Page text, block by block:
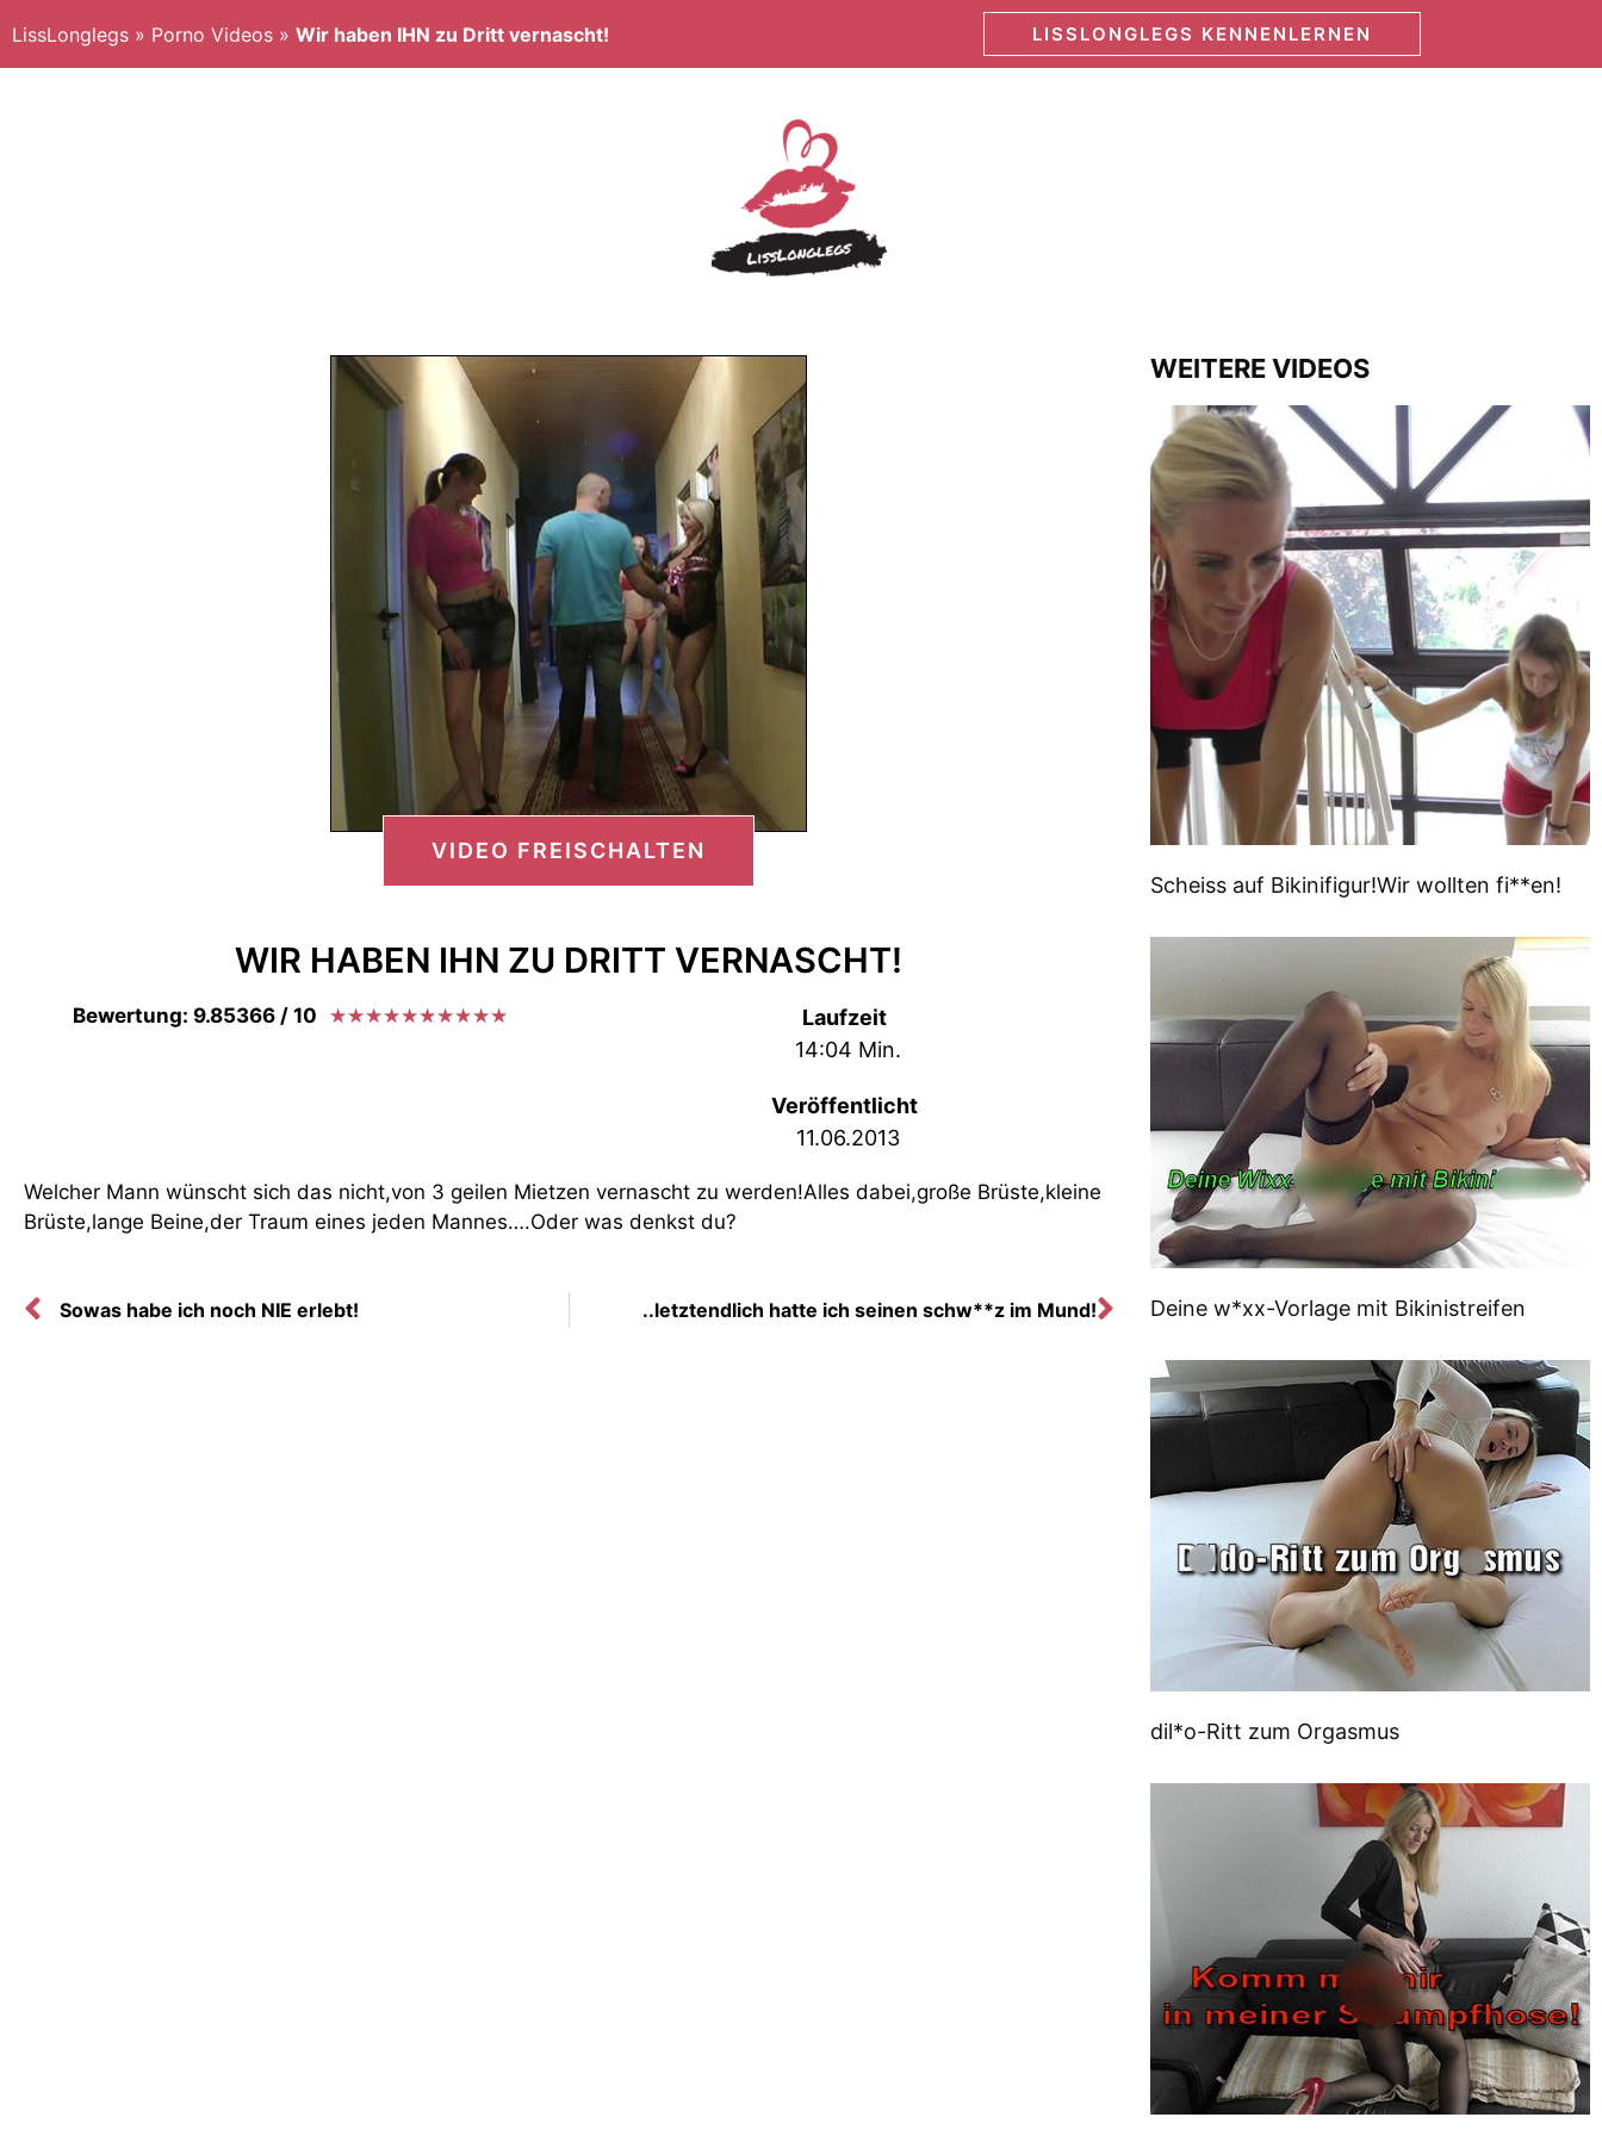
LissLonglegs » Porno Videos » Wir haben IHN zu Dritt vernascht! LISSLONGLEGS KENNENLERNEN
VIDEO FREISCHALTEN
WIR HABEN IHN ZU DRITT VERNASCHT!
Bewertung: 9.85366 / 10 ★★★★★★★★★★
Laufzeit
14:04 Min.
Veröffentlicht
11.06.2013
Welcher Mann wünscht sich das nicht,von 3 geilen Mietzen vernascht zu werden!Alles dabei,große Brüste,kleine
Brüste,lange Beine,der Traum eines jeden Mannes….Oder was denkst du?
Sowas habe ich noch NIE erlebt! ..letztendlich hatte ich seinen schw**z im Mund!
WEITERE VIDEOS
Scheiss auf Bikinifigur!Wir wollten fi**en!
Deine w*xx-Vorlage mit Bikinistreifen
dil*o-Ritt zum Orgasmus